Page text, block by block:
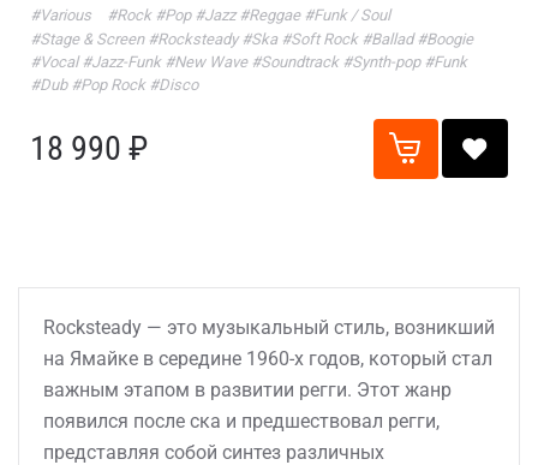
#Various #Rock #Pop #Jazz #Reggae #Funk / Soul
#Stage & Screen #Rocksteady #Ska #Soft Rock #Ballad #Boogie
#Vocal #Jazz-Funk #New Wave #Soundtrack #Synth-pop #Funk
#Dub #Pop Rock #Disco
18 990 ₽
Rocksteady — это музыкальный стиль, возникший
на Ямайке в середине 1960-х годов, который стал
важным этапом в развитии регги. Этот жанр
появился после ска и предшествовал регги,
представляя собой синтез различных